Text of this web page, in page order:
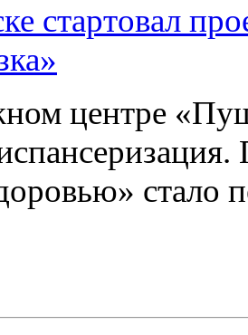
стартовал
центре
стало